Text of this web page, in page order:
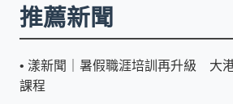
推薦新聞
• 漾新聞｜暑假職涯培訓再升級 大
課程